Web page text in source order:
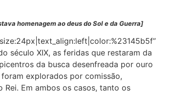
homenagem ao deus do Sol e da Guerra]
século XIX, as feridas que restaram da
da busca desenfreada por ouro
explorados por comissão,
Em ambos os casos, tanto os